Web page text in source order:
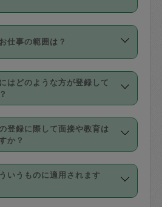
など）は支払にはご利
払いも対応していませ
さんの交通費も、依頼料
わせてお支払いとなりま
されます。
超えたキャンセルは有償
の場合は３回以上のキャ
1200円、隔週定期の場合
ャンセルが有償（1200
金額は「依頼の詳細」に
あります。いずれも１回あ
す。
～１２時
～１６時
～２１時
間前後変更することが可
信後、個別にタスカジさ
を送り調整してくださ
時間を越えての調整はで
仕事の範囲は？
、洗濯、買い物、料理、
タスカジさんによってで
が異なりますので、依頼
カジさんのプロフィールで
い。
での作業や危険作業、屋
象外です。
はどのような方が登録して
の家事経験をお持ちの
理師といった資格者で保
食やレストランで料理関
事されていた方、日本で
ーパーや英語の先生とし
いるフィリピン出身の
登録に際して面接や教育は
か？
自事務局との面接と説明
。その後、身分証明書の
いただいています。外国
いうものに適用されます